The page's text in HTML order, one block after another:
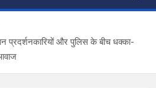
प्रदर्शनकारियों और पुलिस के बीच धक्का-